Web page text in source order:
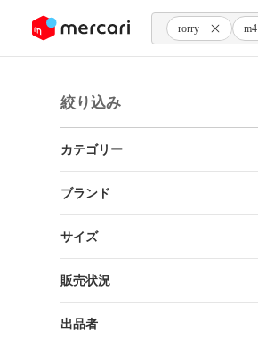
ツにスキップ rorry m4
絞り込み
カテゴリー
ブランド
サイズ
販売状況
出品者